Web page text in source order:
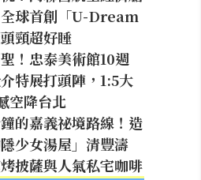
球首創「U-Dream
頸超好睡
！忠泰美術館10週
特展打頭陣，1:5大
空降台北
的嘉義祕境路線！造
少女湯屋」清豐濤
披薩與人氣私宅咖啡